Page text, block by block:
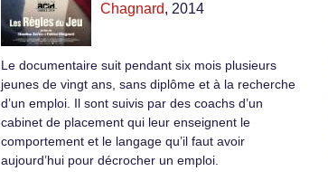
Chagnard, 2014
Le documentaire suit pendant six mois plusieurs
jeunes de vingt ans, sans diplôme et à la recherche
d’un emploi. Il sont suivis par des coachs d’un
cabinet de placement qui leur enseignent le
comportement et le langage qu’il faut avoir
aujourd’hui pour décrocher un emploi.